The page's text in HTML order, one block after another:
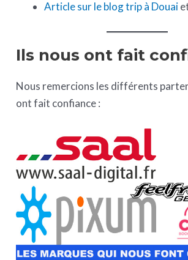
Article sur le blog trip à Douai
Ils nous ont fait
Nous remercions les différents
ont fait confiance :